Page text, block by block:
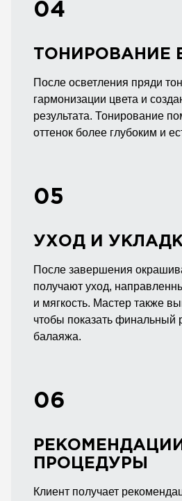
04
ТОНИРОВАНИЕ
После осветления пряди
гармонизации цвета и
результата. Тонирование
оттенок более глубоким и
05
УХОД И
После завершения
получают уход,
и мягкость. Мастер также
чтобы показать финальный
балаяжа.
06
ПРОЦЕДУРЫ
Клиент получает